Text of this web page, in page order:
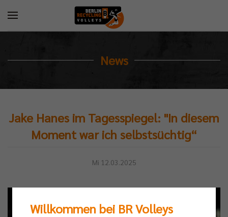
News
Jake Hanes im Tagesspiegel: "In diesem
Moment war ich selbstsüchtig“
Mi 12.03.2025
Willkommen bei BR Volleys